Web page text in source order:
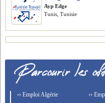
Ayp Edge
Tunis, Tunisie
›› Emploi Algérie
››